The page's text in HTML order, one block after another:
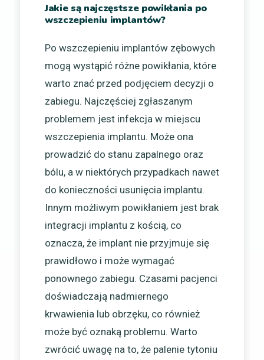
Jakie są najczęstsze powikłania po
wszczepieniu implantów?
Po wszczepieniu implantów zębowych
mogą wystąpić różne powikłania, które
warto znać przed podjęciem decyzji o
zabiegu. Najczęściej zgłaszanym
problemem jest infekcja w miejscu
wszczepienia implantu. Może ona
prowadzić do stanu zapalnego oraz
bólu, a w niektórych przypadkach nawet
do konieczności usunięcia implantu.
Innym możliwym powikłaniem jest brak
integracji implantu z kością, co
oznacza, że implant nie przyjmuje się
prawidłowo i może wymagać
ponownego zabiegu. Czasami pacjenci
doświadczają nadmiernego
krwawienia lub obrzęku, co również
może być oznaką problemu. Warto
zwrócić uwagę na to, że palenie tytoniu